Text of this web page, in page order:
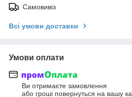
Самовивіз
Всі умови доставки
Умови оплати
Ви отримаєте замовлення
або гроші повернуться на вашу